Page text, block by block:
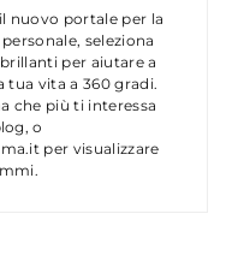
nuovo portale per la
seleziona
per aiutare a
tua vita a 360 gradi.
che più ti interessa
o
per visualizzare